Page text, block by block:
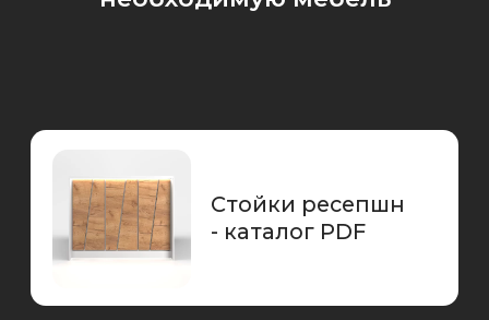
Стеновые панели
- каталог PDF